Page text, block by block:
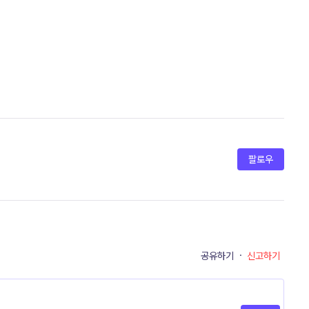
팔로우
공유하기 · 신고하기